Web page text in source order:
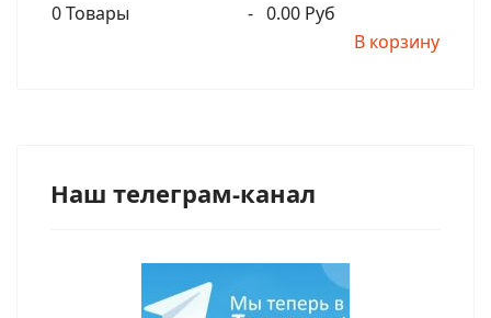
0Товары - 0.00 Руб
В корзину
Наш телеграм-канал